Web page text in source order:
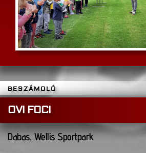
BESZÁMOLÓ
OVI FOCI
Dabas, Wellis Sportpark